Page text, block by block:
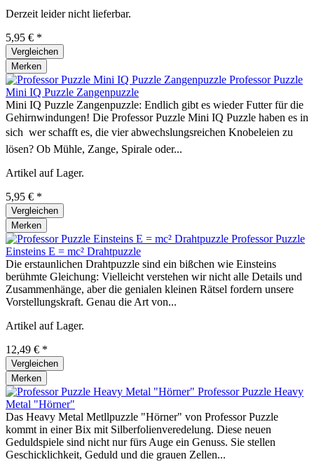
Derzeit leider nicht lieferbar.
5,95 € *
Vergleichen
Merken
Professor Puzzle
Mini IQ Puzzle Zangenpuzzle
Mini IQ Puzzle Zangenpuzzle: Endlich gibt es wieder Futter für die
Gehirnwindungen! Die Professor Puzzle Mini IQ Puzzle haben es in
sich  wer schafft es, die vier abwechslungsreichen Knobeleien zu
lösen? Ob Mühle, Zange, Spirale oder...
Artikel auf Lager.
5,95 € *
Vergleichen
Merken
Professor Puzzle
Einsteins E = mc² Drahtpuzzle
Die erstaunlichen Drahtpuzzle sind ein bißchen wie Einsteins
berühmte Gleichung: Vielleicht verstehen wir nicht alle Details und
Zusammenhänge, aber die genialen kleinen Rätsel fordern unsere
Vorstellungskraft. Genau die Art von...
Artikel auf Lager.
12,49 € *
Vergleichen
Merken
Professor Puzzle Heavy
Metal "Hörner"
Das Heavy Metal Metllpuzzle "Hörner" von Professor Puzzle
kommt in einer Bix mit Silberfolienveredelung. Diese neuen
Geduldspiele sind nicht nur fürs Auge ein Genuss. Sie stellen
Geschicklichkeit, Geduld und die grauen Zellen...